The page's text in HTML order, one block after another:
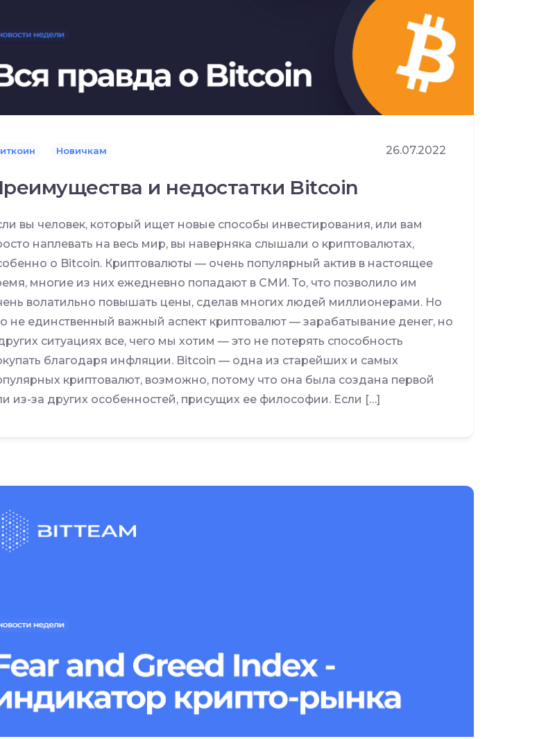
Новичкам 26.07.2022
и недостатки Bitcoin
вы человек, который ищет новые способы инвестирования, или вам
наплевать на весь мир, вы наверняка слышали о криптовалютах,
о Bitcoin. Криптовалюты — очень популярный актив в настоящее
многие из них ежедневно попадают в СМИ. То, что позволило им
волатильно повышать цены, сделав многих людей миллионерами. Но
не единственный важный аспект криптовалют — зарабатывание денег, но
ситуациях все, чего мы хотим — это не потерять способность
благодаря инфляции. Bitcoin — одна из старейших и самых
криптовалют, возможно, потому что она была создана первой
из-за других особенностей, присущих ее философии. Если […]